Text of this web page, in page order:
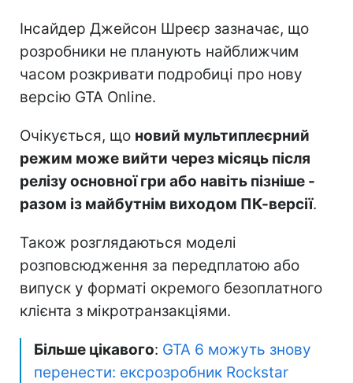
Інсайдер Джейсон Шреєр зазначає, що
розробники не планують найближчим
часом розкривати подробиці про нову
версію GTA Online.
Очікується, що новий мультиплеєрний
режим може вийти через місяць після
релізу основної гри або навіть пізніше -
разом із майбутнім виходом ПК-версії.
Також розглядаються моделі
розповсюдження за передплатою або
випуск у форматі окремого безоплатного
клієнта з мікротранзакціями.
Більше цікавого: GTA 6 можуть знову
перенести: ексрозробник Rockstar